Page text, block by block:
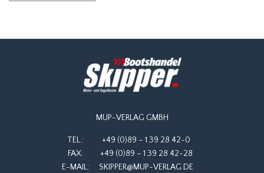
MUP-VERLAG GMBH
TEL.:
+49 (0)89 – 1 39 28 42-0
FAX:
+49 (0)89 – 1 39 28 42-28
E-MAIL:
SKIPPER@MUP-VERLAG.DE